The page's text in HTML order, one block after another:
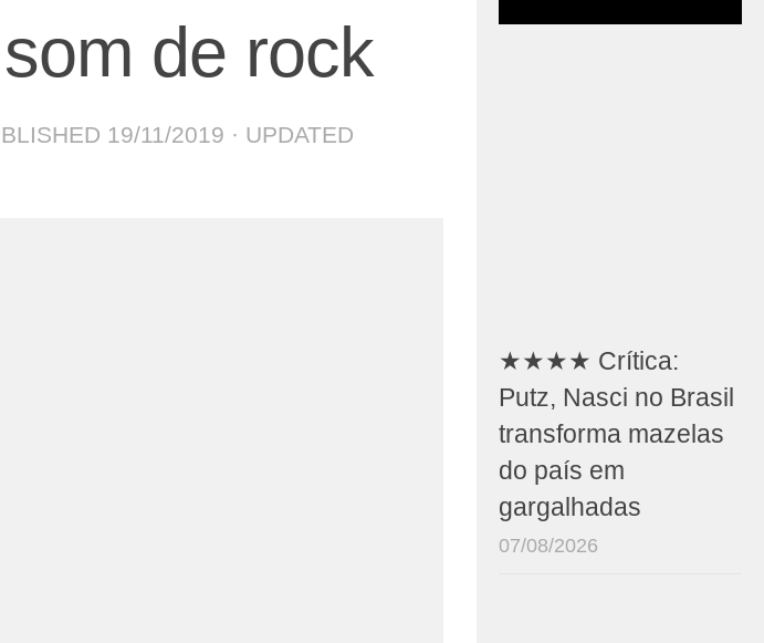
de rock
19/11/2019 · UPDATED
★★★★ Crítica:
Putz, Nasci no Brasil
transforma mazelas
do país em
gargalhadas
07/08/2026